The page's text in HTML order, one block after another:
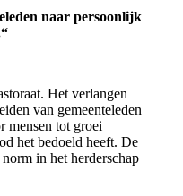
naar persoonlijk
Het verlangen
van gemeenteleden
mensen tot groei
het bedoeld heeft. De
in het herderschap